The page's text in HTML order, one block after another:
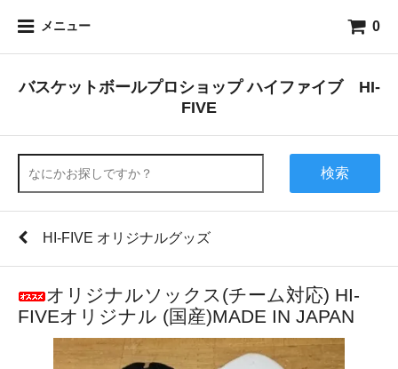
メニュー 0
バスケットボールプロショップ ハイファイブ HI-
FIVE
検索
HI-FIVE オリジナルグッズ
オリジナルソックス(チーム対応) HI-
FIVEオリジナル (国産)MADE IN JAPAN